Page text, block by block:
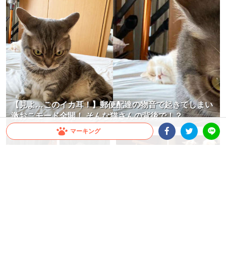
マーキング
【見よ…このイカ耳！】郵便配達の物音で起きてしまい
激おこモード全開！ そんな猫さんの背後で！？